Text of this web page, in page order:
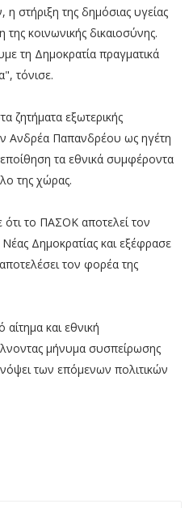
στήριξη της δημόσιας υγείας
κοινωνικής δικαιοσύνης.
τη Δημοκρατία πραγματικά
τόνισε.
ζητήματα εξωτερικής
Ανδρέα Παπανδρέου ως ηγέτη
τα εθνικά συμφέροντα
της χώρας.
το ΠΑΣΟΚ αποτελεί τον
Δημοκρατίας και εξέφρασε
τον φορέα της
και εθνική
μήνυμα συσπείρωσης
των επόμενων πολιτικών